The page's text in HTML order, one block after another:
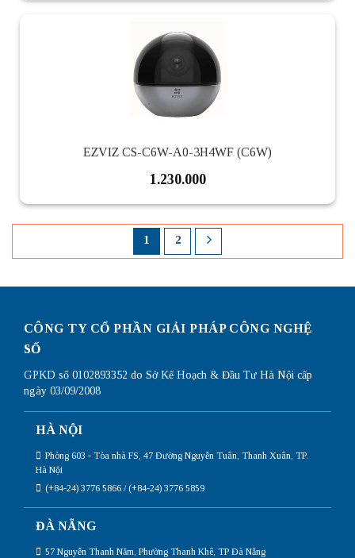
EZVIZ CS-C6W-A0-3H4WF (C6W)
1.230.000
1 2
CÔNG TY CỔ PHẦN GIẢI PHÁP CÔNG NGHỆ
SỐ
GPKD số 0102893352 do Sở Kế Hoạch & Đầu Tư Hà Nội cấp
ngày 03/09/2008
HÀ NỘI
Phòng 603 - Tòa nhà FS, 47 Đường Nguyễn Tuân, Thanh Xuân, TP.
Hà Nội
(+84-24) 3776 5866 / (+84-24) 3776 5859
ĐÀ NẴNG
57 Nguyễn Thanh Năm, Phường Thanh Khê, TP Đà Nẵng